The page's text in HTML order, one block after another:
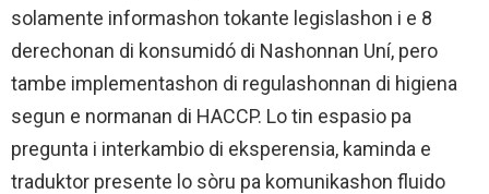
solamente informashon tokante legislashon i e 8
derechonan di konsumidó di Nashonnan Uní, pero
tambe implementashon di regulashonnan di higiena
segun e normanan di HACCP. Lo tin espasio pa
pregunta i interkambio di eksperensia, kaminda e
traduktor presente lo sòru pa komunikashon fluido